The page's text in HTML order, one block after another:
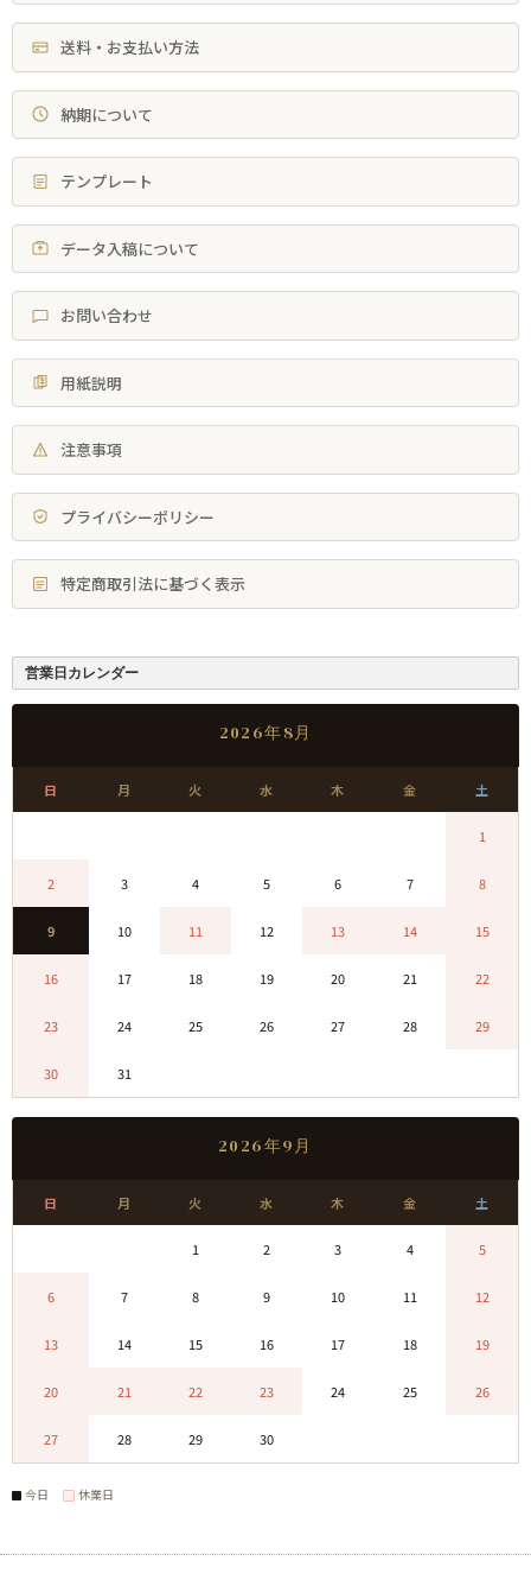
送料・お支払い方法
納期について
テンプレート
データ入稿について
お問い合わせ
用紙説明
注意事項
プライバシーポリシー
特定商取引法に基づく表示
営業日カレンダー
2026年8月
日 月 火 水 木 金 土
1
2 3 4 5 6 7 8
9 10 11 12 13 14 15
16 17 18 19 20 21 22
23 24 25 26 27 28 29
30 31
2026年9月
日 月 火 水 木 金 土
1 2 3 4 5
6 7 8 9 10 11 12
13 14 15 16 17 18 19
20 21 22 23 24 25 26
27 28 29 30
今日 休業日